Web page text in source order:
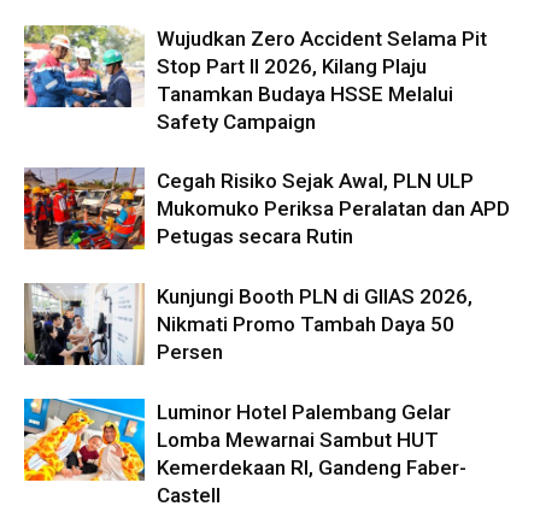
Wujudkan Zero Accident Selama Pit
Stop Part II 2026, Kilang Plaju
Tanamkan Budaya HSSE Melalui
Safety Campaign
Cegah Risiko Sejak Awal, PLN ULP
Mukomuko Periksa Peralatan dan APD
Petugas secara Rutin
Kunjungi Booth PLN di GIIAS 2026,
Nikmati Promo Tambah Daya 50
Persen
Luminor Hotel Palembang Gelar
Lomba Mewarnai Sambut HUT
Kemerdekaan RI, Gandeng Faber-
Castell